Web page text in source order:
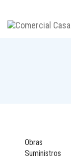
Obras
Suministros